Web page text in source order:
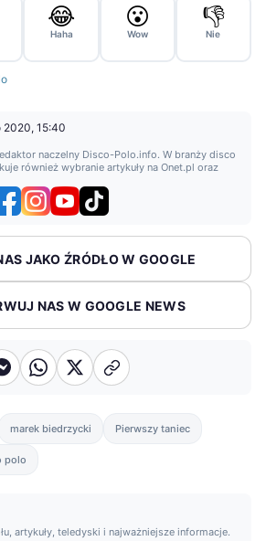
😂
Haha
😮
Wow
👎
Nie
2020, 15:40
naczelny Disco-Polo.info. W branży disco
również wybranie artykuły na Onet.pl oraz
JAKO ŹRÓDŁO W GOOGLE
NAS W GOOGLE NEWS
marek biedrzycki Pierwszy taniec
polo
artykuły, teledyski i najważniejsze informacje.